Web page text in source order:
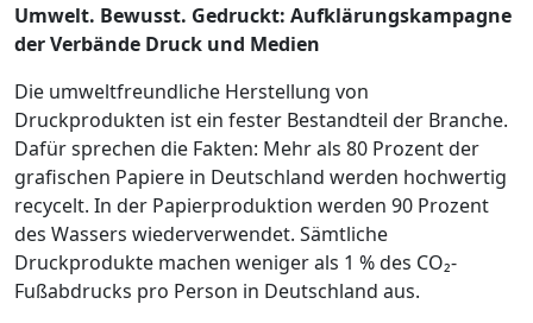
Umwelt. Bewusst. Gedruckt: Aufklärungskampagne
der Verbände Druck und Medien
Die umweltfreundliche Herstellung von
Druckprodukten ist ein fester Bestandteil der Branche.
Dafür sprechen die Fakten: Mehr als 80 Prozent der
grafischen Papiere in Deutschland werden hochwertig
recycelt. In der Papierproduktion werden 90 Prozent
des Wassers wiederverwendet. Sämtliche
Druckprodukte machen weniger als 1 % des CO₂-
Fußabdrucks pro Person in Deutschland aus.